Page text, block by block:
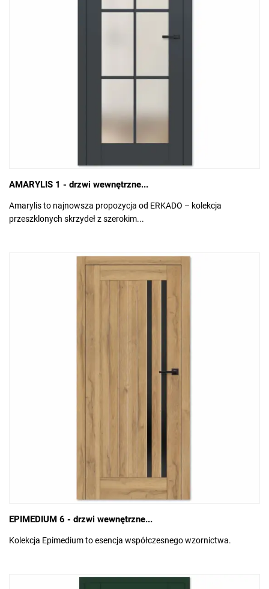
AMARYLIS 1 - drzwi wewnętrzne...
Amarylis to najnowsza propozycja od ERKADO – kolekcja
przeszklonych skrzydeł z szerokim...
EPIMEDIUM 6 - drzwi wewnętrzne...
Kolekcja Epimedium to esencja współczesnego wzornictwa.